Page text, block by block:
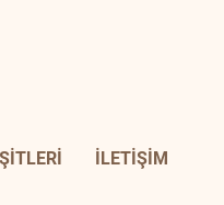
İLETİŞİM